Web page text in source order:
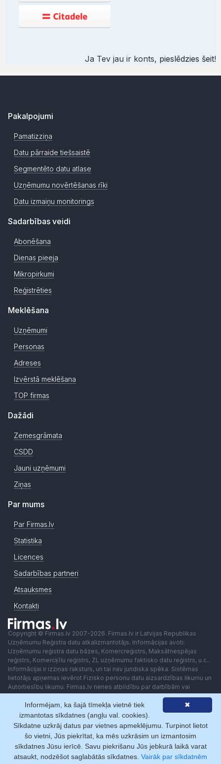
Ja Tev jau ir konts, pieslēdzies šeit!
Pakalpojumi
Pamatizziņa
Datu pārraide tiešsaistē
Segmentēto datu atlase
Uzņēmumu novērtēšanas rīki
Datu izmaiņu monitorings
Sadarbības veidi
Abonēšana
Dienas pieeja
Mikropirkumi
Reģistrēties
Meklēšana
Uzņēmumi
Personas
Adreses
Izvērstā meklēšana
TOP firmas
Dažādi
Zemesgrāmata
CSDD
Jauni uzņēmumi
Ziņas
Par mums
Par Firmas.lv
Statistika
Licences
Sadarbības partneri
Atsauksmes
Kontakti
Copyright © Firmas.lv 2007-2026. Firmas.lv ir Latvijas Republikas
Uzņēmumu Reģistra datu atkalizmantotājs. Informācijas avoti:
Uzņēmumu reģistra datu bāzes, Komercreģistrs, Maksātnespējas
reģistrs, Komercķīlu reģistrs, ZL uzņēmumu faktisko datu reģistrs, u.c..
Informācijai ir izziņas raksturs, un tai nav juridiska spēka. Sistēmas
lietotājs apņemas ievērot Fizisko personu datu aizsardzības likumu un
Autortiesību likumu. Firmas.lv nenes atbildību par darbībām vai
lēmumiem, kas balstīti uz saņemto pakalpojumu. Lietotājam aizliegts
izmantot jebkādas automatizētas sistēmas vai iekārtas (robotus)
piekļuvei sistēmai bez rakstiskas saskaņošanas ar Firmas.lv. Galvenā
redaktore: Ingūna Pempere.
Lietošanas noteikumi
Privātuma politika Norēķini ar
✖
Informējam, ka šajā tīmekļa vietnē tiek
izmantotas sīkdatnes (angļu val. cookies).
Sīkdatne uzkrāj datus par vietnes apmeklējumu. Turpinot lietot
šo vietni, Jūs piekrītat, ka mēs uzkrāsim un izmantosim
sīkdatnes Jūsu ierīcē. Savu piekrišanu Jūs jebkurā laikā varat
atsaukt, nodzēšot saglabātās sīkdatnes. Vairāk par sīkdatnēm